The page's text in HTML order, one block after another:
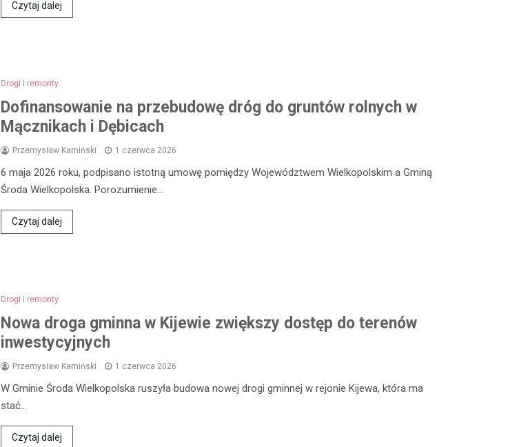
Czytaj dalej
Drogi i remonty
Dofinansowanie na przebudowę dróg do gruntów rolnych w
Mącznikach i Dębicach
Przemysław Kamiński 1 czerwca 2026
6 maja 2026 roku, podpisano istotną umowę pomiędzy Województwem Wielkopolskim a Gminą
Środa Wielkopolska. Porozumienie…
Czytaj dalej
Drogi i remonty
Nowa droga gminna w Kijewie zwiększy dostęp do terenów
inwestycyjnych
Przemysław Kamiński 1 czerwca 2026
W Gminie Środa Wielkopolska ruszyła budowa nowej drogi gminnej w rejonie Kijewa, która ma
stać…
Czytaj dalej